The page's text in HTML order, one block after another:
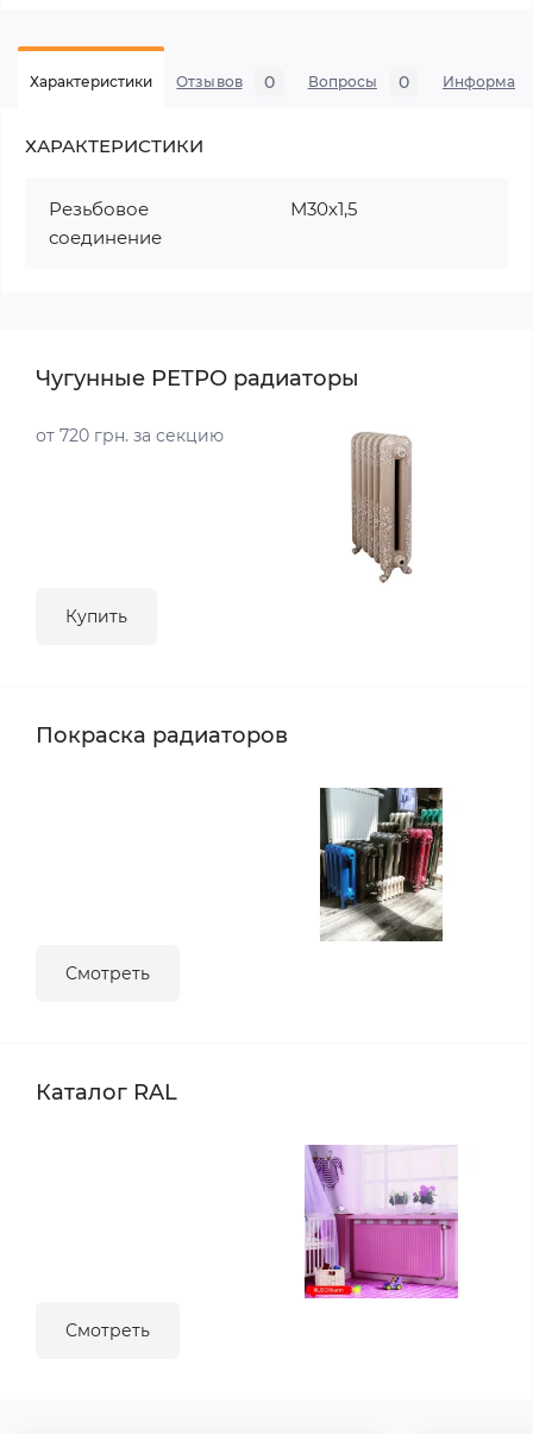
Характеристики Отзывов 0 Вопросы 0
ХАРАКТЕРИСТИКИ
Резьбовое
соединение
М30х1,5
Чугунные РЕТРО радиаторы
от 720 грн. за секцию
Купить
Покраска радиаторов
Смотреть
Каталог RAL
Смотреть